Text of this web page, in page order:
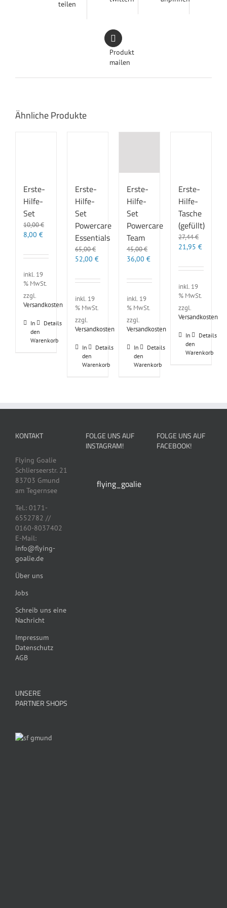
teilen
Produkt
mailen
Ähnliche Produkte
Erste-
Hilfe-
Set
10,00€
Ursprünglicher
war:
8,00 €Aktueller
ist:
inkl. 19
% MwSt.
zzgl.
Versandkosten
In
den
Warenkorb
Details
Erste-
Hilfe-
Set
Powercare
Essentials
65,00€
Ursprünglicher
war:
52,00 €Aktueller
ist:
inkl. 19
% MwSt.
zzgl.
Versandkosten
In
den
Warenkorb
Details
Erste-
Hilfe-
Set
Powercare
Team
45,00€
Ursprünglicher
war:
36,00 €Aktueller
ist:
inkl. 19
% MwSt.
zzgl.
Versandkosten
In
den
Warenkorb
Details
Erste-
Hilfe-
Tasche
(gefüllt)
27,44€
Ursprünglicher
war:
21,95 €
ist:
inkl. 19
% MwSt.
zzgl.
Versandkosten
In
den
Warenkorb
Details
KONTAKT
Flying Goalie
Schlierseerstr. 21
83703 Gmund
am Tegernsee
Tel.: 0171-
6552782 //
0160-8037402
E-Mail:
info@flying-
goalie.de
Über uns
Jobs
Schreib uns eine
Nachricht
Impressum
Datenschutz
AGB
UNSERE
PARTNER SHOPS
FOLGE UNS AUF
INSTAGRAM!
flying_goalie
FOLGE UNS AUF
FACEBOOK!